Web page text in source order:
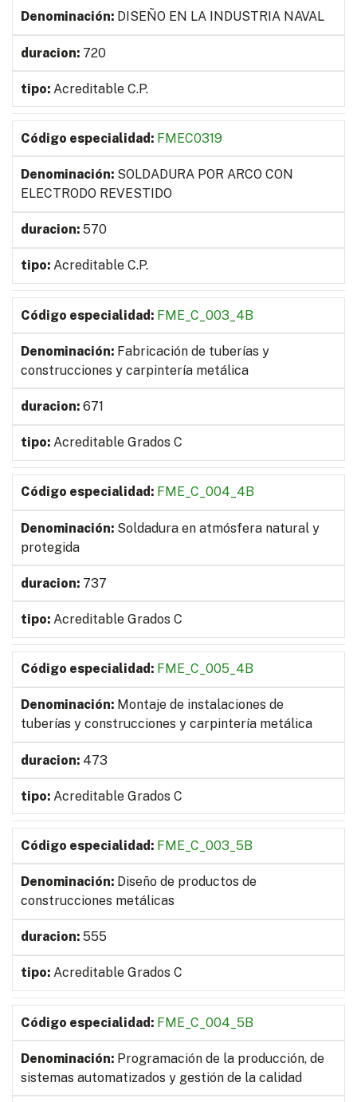
DISEÑO EN LA INDUSTRIA NAVAL
720
Acreditable C.P.
FMEC0319
SOLDADURA POR ARCO CON
ELECTRODO REVESTIDO
570
Acreditable C.P.
FME_C_003_4B
Fabricación de tuberías y
construcciones y carpintería metálica
671
Acreditable Grados C
FME_C_004_4B
Soldadura en atmósfera natural y
protegida
737
Acreditable Grados C
FME_C_005_4B
Montaje de instalaciones de
tuberías y construcciones y carpintería metálica
473
Acreditable Grados C
FME_C_003_5B
Diseño de productos de
construcciones metálicas
555
Acreditable Grados C
FME_C_004_5B
Programación de la producción, de
sistemas automatizados y gestión de la calidad